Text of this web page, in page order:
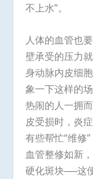
不上水”。
人体的血管也
壁承受的压力
身动脉内皮细
象一下这样的
热闹的人一拥
皮受损时，炎
有些帮忙“维修
血管整修如新
硬化斑块──这